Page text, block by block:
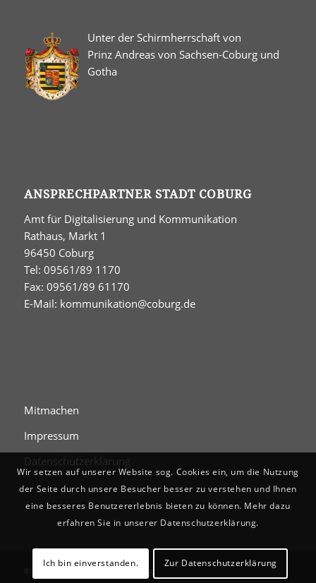
Unter der Schirmherrschaft von
Prinz Andreas von Sachsen-Coburg und
Gotha
ANSPRECHPARTNER STADT COBURG
Amt für Digitalisierung und Kommunikation
Rathaus, Markt 1
96450 Coburg
Tel: 09561/89 1170
Fax: 09561/89 61170
E-Mail: kommunikation@coburg.de
Mitmachen
Impressum
Datenschutzerklärung
© Digitales Stadtgedächtnis Coburg
Wir setzen auf unserer Website sog. Cookies ein, um die Nutzung
der Seite durch unsere Besucher besser zu verstehen und Ihnen
eine besseres Benutzererlebnis bieten zu können. Mehr dazu
erfahren Sie in unserer Datenschutzerklärung.
Ich bin einverstanden. Zur Datenschutzerklärung